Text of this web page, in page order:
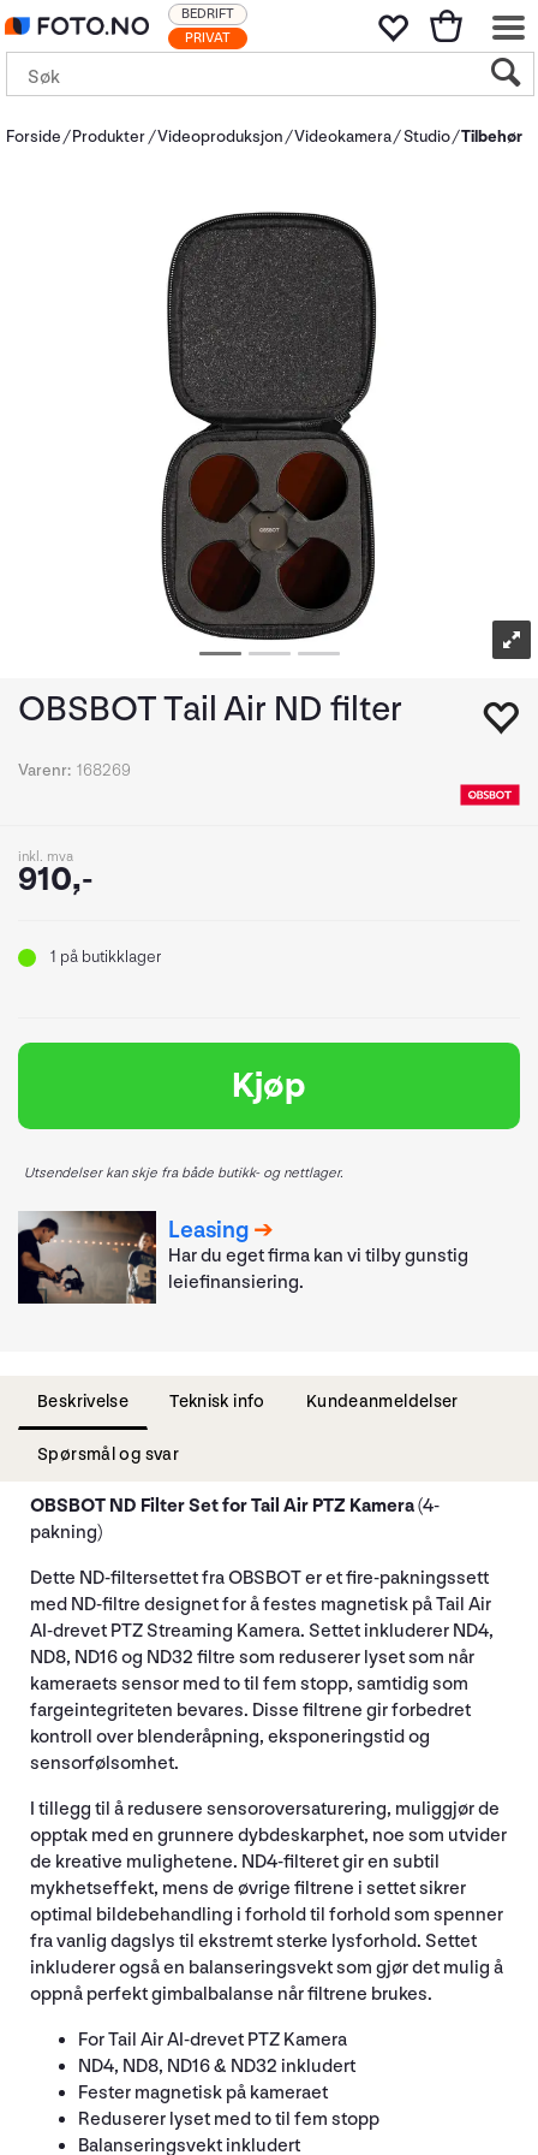
PRIVAT
BEDRIFT
Forside Produkter Videoproduksjon Videokamera Studio Tilbehør
OBSBOT Tail Air ND filter
Varenr: 168269
inkl. mva
910,-
1 på butikklager
Kjøp
Utsendelser kan skje fra både butikk- og nettlager.
Leasing
Har du eget firma kan vi tilby gunstig
leiefinansiering.
Beskrivelse Teknisk info Kundeanmeldelser
Spørsmål og svar
OBSBOT ND Filter Set for Tail Air PTZ Kamera(4-
pakning)
Dette ND-filtersettet fra OBSBOT er et fire-pakningssett
med ND-filtre designet for å festes magnetisk på Tail Air
AI-drevet PTZ Streaming Kamera. Settet inkluderer ND4,
ND8, ND16 og ND32 filtre som reduserer lyset som når
kameraets sensor med to til fem stopp, samtidig som
fargeintegriteten bevares. Disse filtrene gir forbedret
kontroll over blenderåpning, eksponeringstid og
sensorfølsomhet.
I tillegg til å redusere sensoroversaturering, muliggjør de
opptak med en grunnere dybdeskarphet, noe som utvider
de kreative mulighetene. ND4-filteret gir en subtil
mykhetseffekt, mens de øvrige filtrene i settet sikrer
optimal bildebehandling i forhold til forhold som spenner
fra vanlig dagslys til ekstremt sterke lysforhold. Settet
inkluderer også en balanseringsvekt som gjør det mulig å
oppnå perfekt gimbalbalanse når filtrene brukes.
For Tail Air AI-drevet PTZ Kamera
ND4, ND8, ND16 & ND32 inkludert
Fester magnetisk på kameraet
Reduserer lyset med to til fem stopp
Balanseringsvekt inkludert